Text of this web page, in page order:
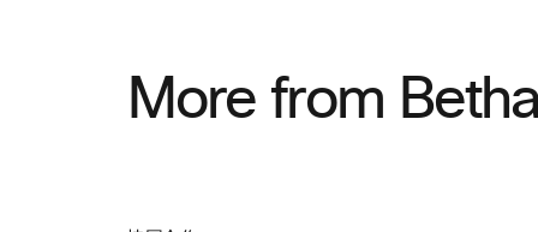
More from